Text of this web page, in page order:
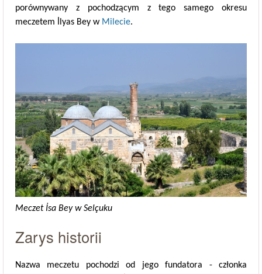
porównywany z pochodzącym z tego samego okresu
meczetem İlyas Bey w Milecie.
Meczet İsa Bey w Selçuku
Zarys historii
Nazwa meczetu pochodzi od jego fundatora - członka